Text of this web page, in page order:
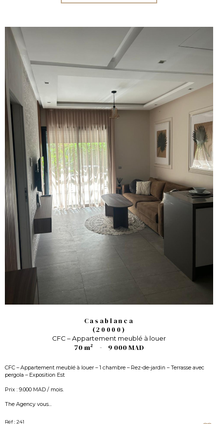
Casablanca
(20000)
CFC – Appartement meublé à louer
70 m² - 9 000 MAD
CFC – Appartement meublé à louer – 1 chambre – Rez-de-jardin – Terrasse avec
pergola – Exposition Est
Prix : 9.000 MAD / mois.
The Agency vous...
Réf : 241